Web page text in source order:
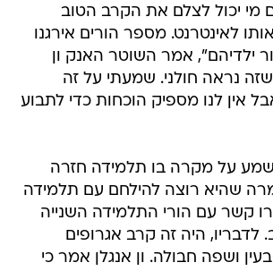
מי יכול לצלם את הקרב הטוב
לאינטרנט. מספר הורים אירגנו
ילדיהם", אמר השוטר האנק ון
שזה נראה חולני. שמעתי על זה
אין לנו מספיק הוכחות כדי לתבוע
על מקרה בו תלמידה חזרה
שהיא רוצה להילחם עם תלמידה
קשר עם הורי התלמידה השנייה
לדבריו, היה זה קרב אגרופים
ושפה חבולה. ון אנגלן אמר כי